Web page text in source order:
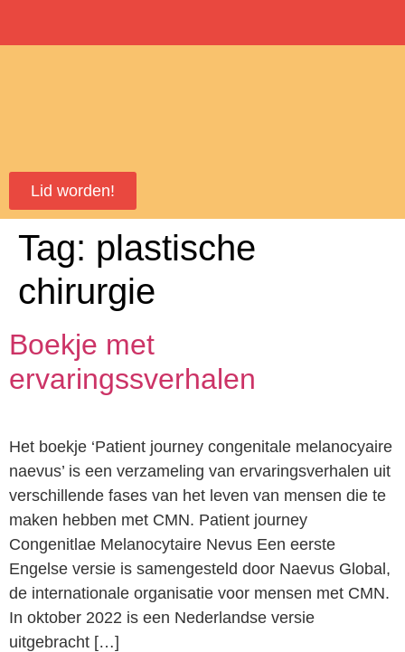
Lid worden!
Tag: plastische
chirurgie
Boekje met
ervaringssverhalen
Het boekje ‘Patient journey congenitale melanocyaire
naevus’ is een verzameling van ervaringsverhalen uit
verschillende fases van het leven van mensen die te
maken hebben met CMN. Patient journey
Congenitlae Melanocytaire Nevus Een eerste
Engelse versie is samengesteld door Naevus Global,
de internationale organisatie voor mensen met CMN.
In oktober 2022 is een Nederlandse versie
uitgebracht […]